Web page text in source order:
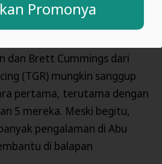
Promonya
dari Tahapan 2 Abu
dan Brett Cummings dari
(TGR) mungkin sanggup
pertama, terutama dengan
5 mereka. Meski begitu,
pengalaman di Abu
di balapan